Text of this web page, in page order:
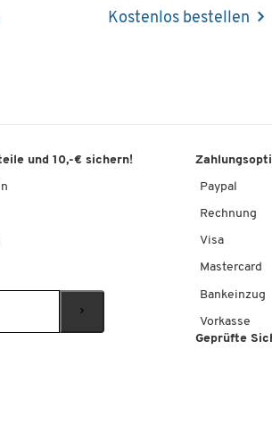
Kostenlos bestellen
und 10,-€ sichern!
Paypal
Rechnung
Visa
Mastercard
Bankeinzug
Vorkasse
Geprüfte